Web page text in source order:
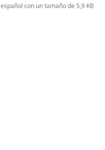
español con un tamaño de 5,9 KB